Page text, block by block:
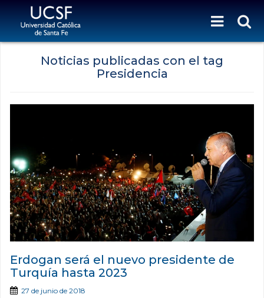
Noticias publicadas con el tag
Presidencia
Erdogan será el nuevo presidente de
Turquía hasta 2023
27 de junio de 2018